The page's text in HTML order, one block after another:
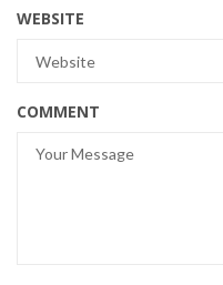
WEBSITE
COMMENT